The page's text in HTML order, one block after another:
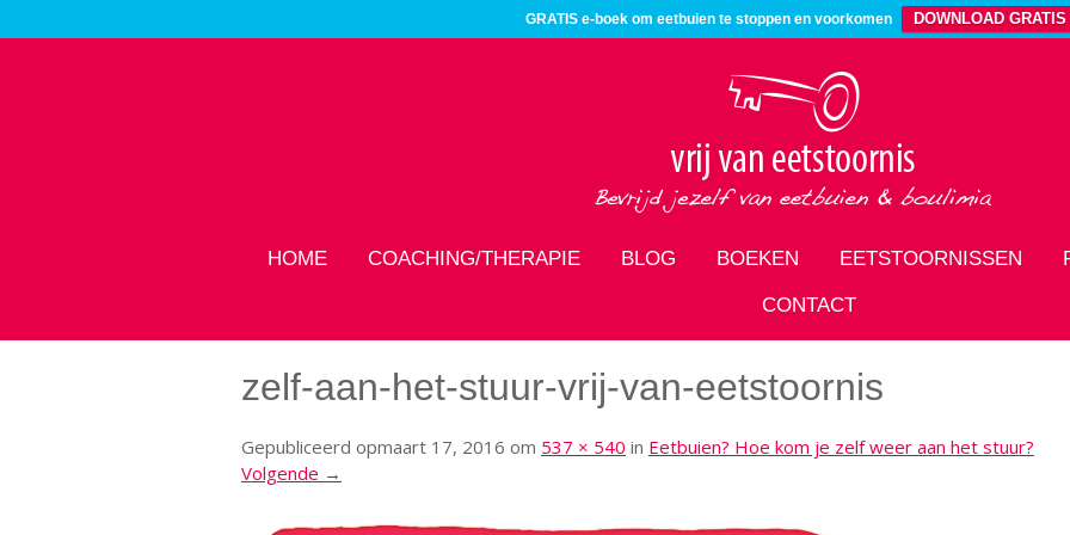
GRATIS e-boek om eetbuien te stoppen en voorkomen DOWNLOAD GRATIS
HOME COACHING/THERAPIE BLOG BOEKEN EETSTOORNISSEN
CONTACT
zelf-aan-het-stuur-vrij-van-eetstoornis
Gepubliceerd opmaart 17, 2016 om 537 × 540 in Eetbuien? Hoe kom je zelf weer aan het stuur?
Volgende →